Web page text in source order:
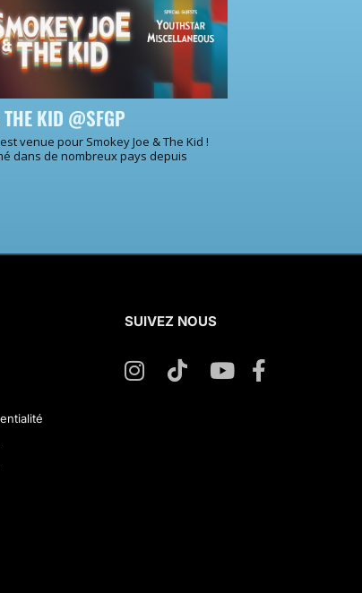
THE KID @SFGP
venue pour Smokey Joe & The Kid !
dans de nombreux pays depuis
SUIVEZ NOUS